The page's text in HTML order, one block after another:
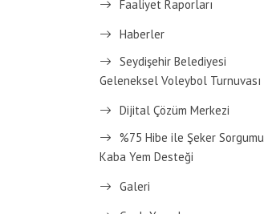
Faaliyet Raporları
Haberler
Seydişehir Belediyesi
Geleneksel Voleybol Turnuvası
Dijital Çözüm Merkezi
%75 Hibe ile Şeker Sorgumu
Kaba Yem Desteği
Galeri